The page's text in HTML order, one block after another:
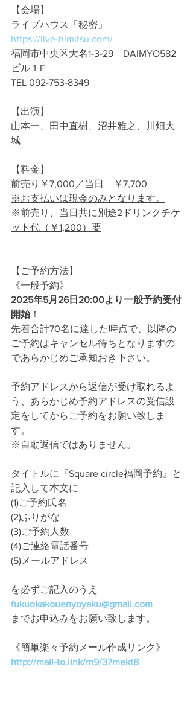
【会場】
ライブハウス「秘密」
https://live-himitsu.com/
福岡市中央区大名1-3-29　DAIMYO582
ビル１F
TEL 092-753-8349
【出演】
山本一、田中直樹、沼井雅之、川畑大
城
【料金】
前売り￥7,000／当日    ￥7,700
※お支払いは現金のみとなります。
※前売り、当日共に別途2ドリンクチケ
ット代（￥1,200）要
【ご予約方法】
《一般予約》
2025年5月26日20:00より一般予約受付
開始！
先着合計70名に達した時点で、以降の
ご予約はキャンセル待ちとなりますの
であらかじめご承知おき下さい。
予約アドレスから返信が受け取れるよ
う、あらかじめ予約アドレスの受信設
定をしてからご予約をお願い致しま
す。
※自動返信ではありません。
タイトルに『Square circle福岡予約』と
記入して本文に
(1)ご予約氏名
(2)ふりがな
(3)ご予約人数
(4)ご連絡電話番号
(5)メールアドレス
を必ずご記入のうえ
fukuokakouenyoyaku@gmail.com
までお申込みをお願い致します。
《簡単楽々予約メール作成リンク》
http://mail-to.link/m9/37mekt8